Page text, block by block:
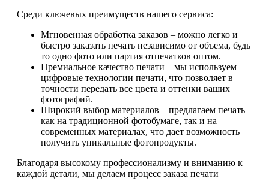
Среди ключевых преимуществ нашего сервиса:
Мгновенная обработка заказов – можно легко и
быстро заказать печать независимо от объема, будь
то одно фото или партия отпечатков оптом.
Премиальное качество печати – мы используем
цифровые технологии печати, что позволяет в
точности передать все цвета и оттенки ваших
фотографий.
Широкий выбор материалов – предлагаем печать
как на традиционной фотобумаге, так и на
современных материалах, что дает возможность
получить уникальные фотопродукты.
Благодаря высокому профессионализму и вниманию к
каждой детали, мы делаем процесс заказа печати